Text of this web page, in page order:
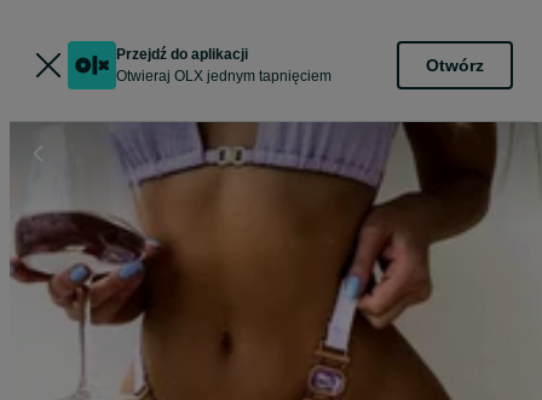
Przejdź do aplikacji
Otwieraj OLX jednym tapnięciem
Otwórz